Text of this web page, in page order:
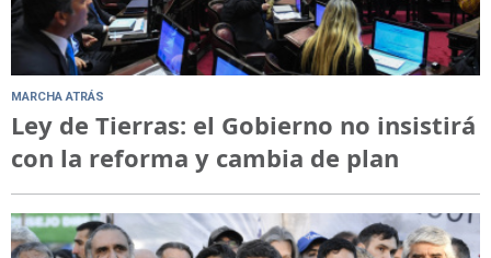
MARCHA ATRÁS
Ley de Tierras: el Gobierno no insistirá
con la reforma y cambia de plan